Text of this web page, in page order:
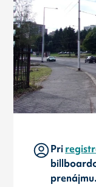
Pri
prenájmu.